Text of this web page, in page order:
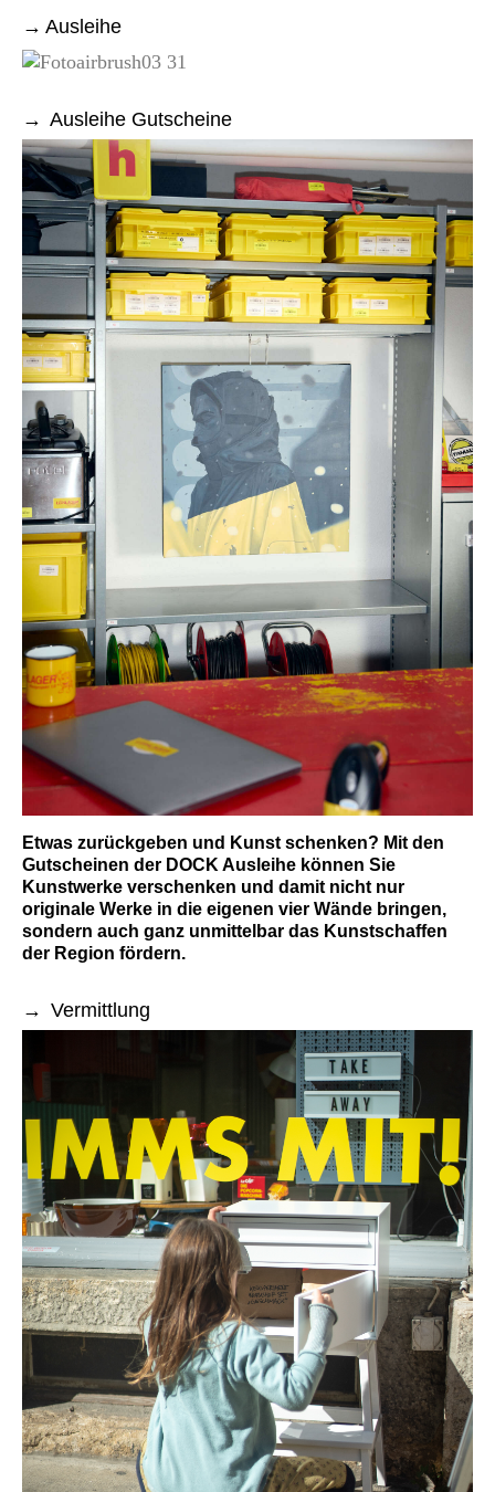
Ausleihe
Ausleihe Gutscheine
Etwas zurückgeben und Kunst schenken? Mit den
Gutscheinen der DOCK Ausleihe können Sie
Kunstwerke verschenken und damit nicht nur
originale Werke in die eigenen vier Wände bringen,
sondern auch ganz unmittelbar das Kunstschaffen
der Region fördern.
Vermittlung